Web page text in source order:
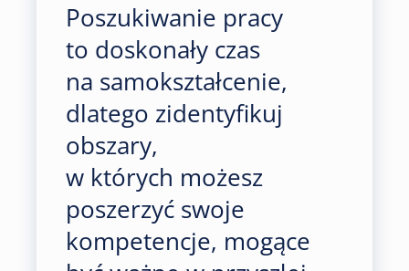
Poszukiwanie pracy
to doskonały czas
na samokształcenie,
dlatego zidentyfikuj
obszary,
w których możesz
poszerzyć swoje
kompetencje, mogące